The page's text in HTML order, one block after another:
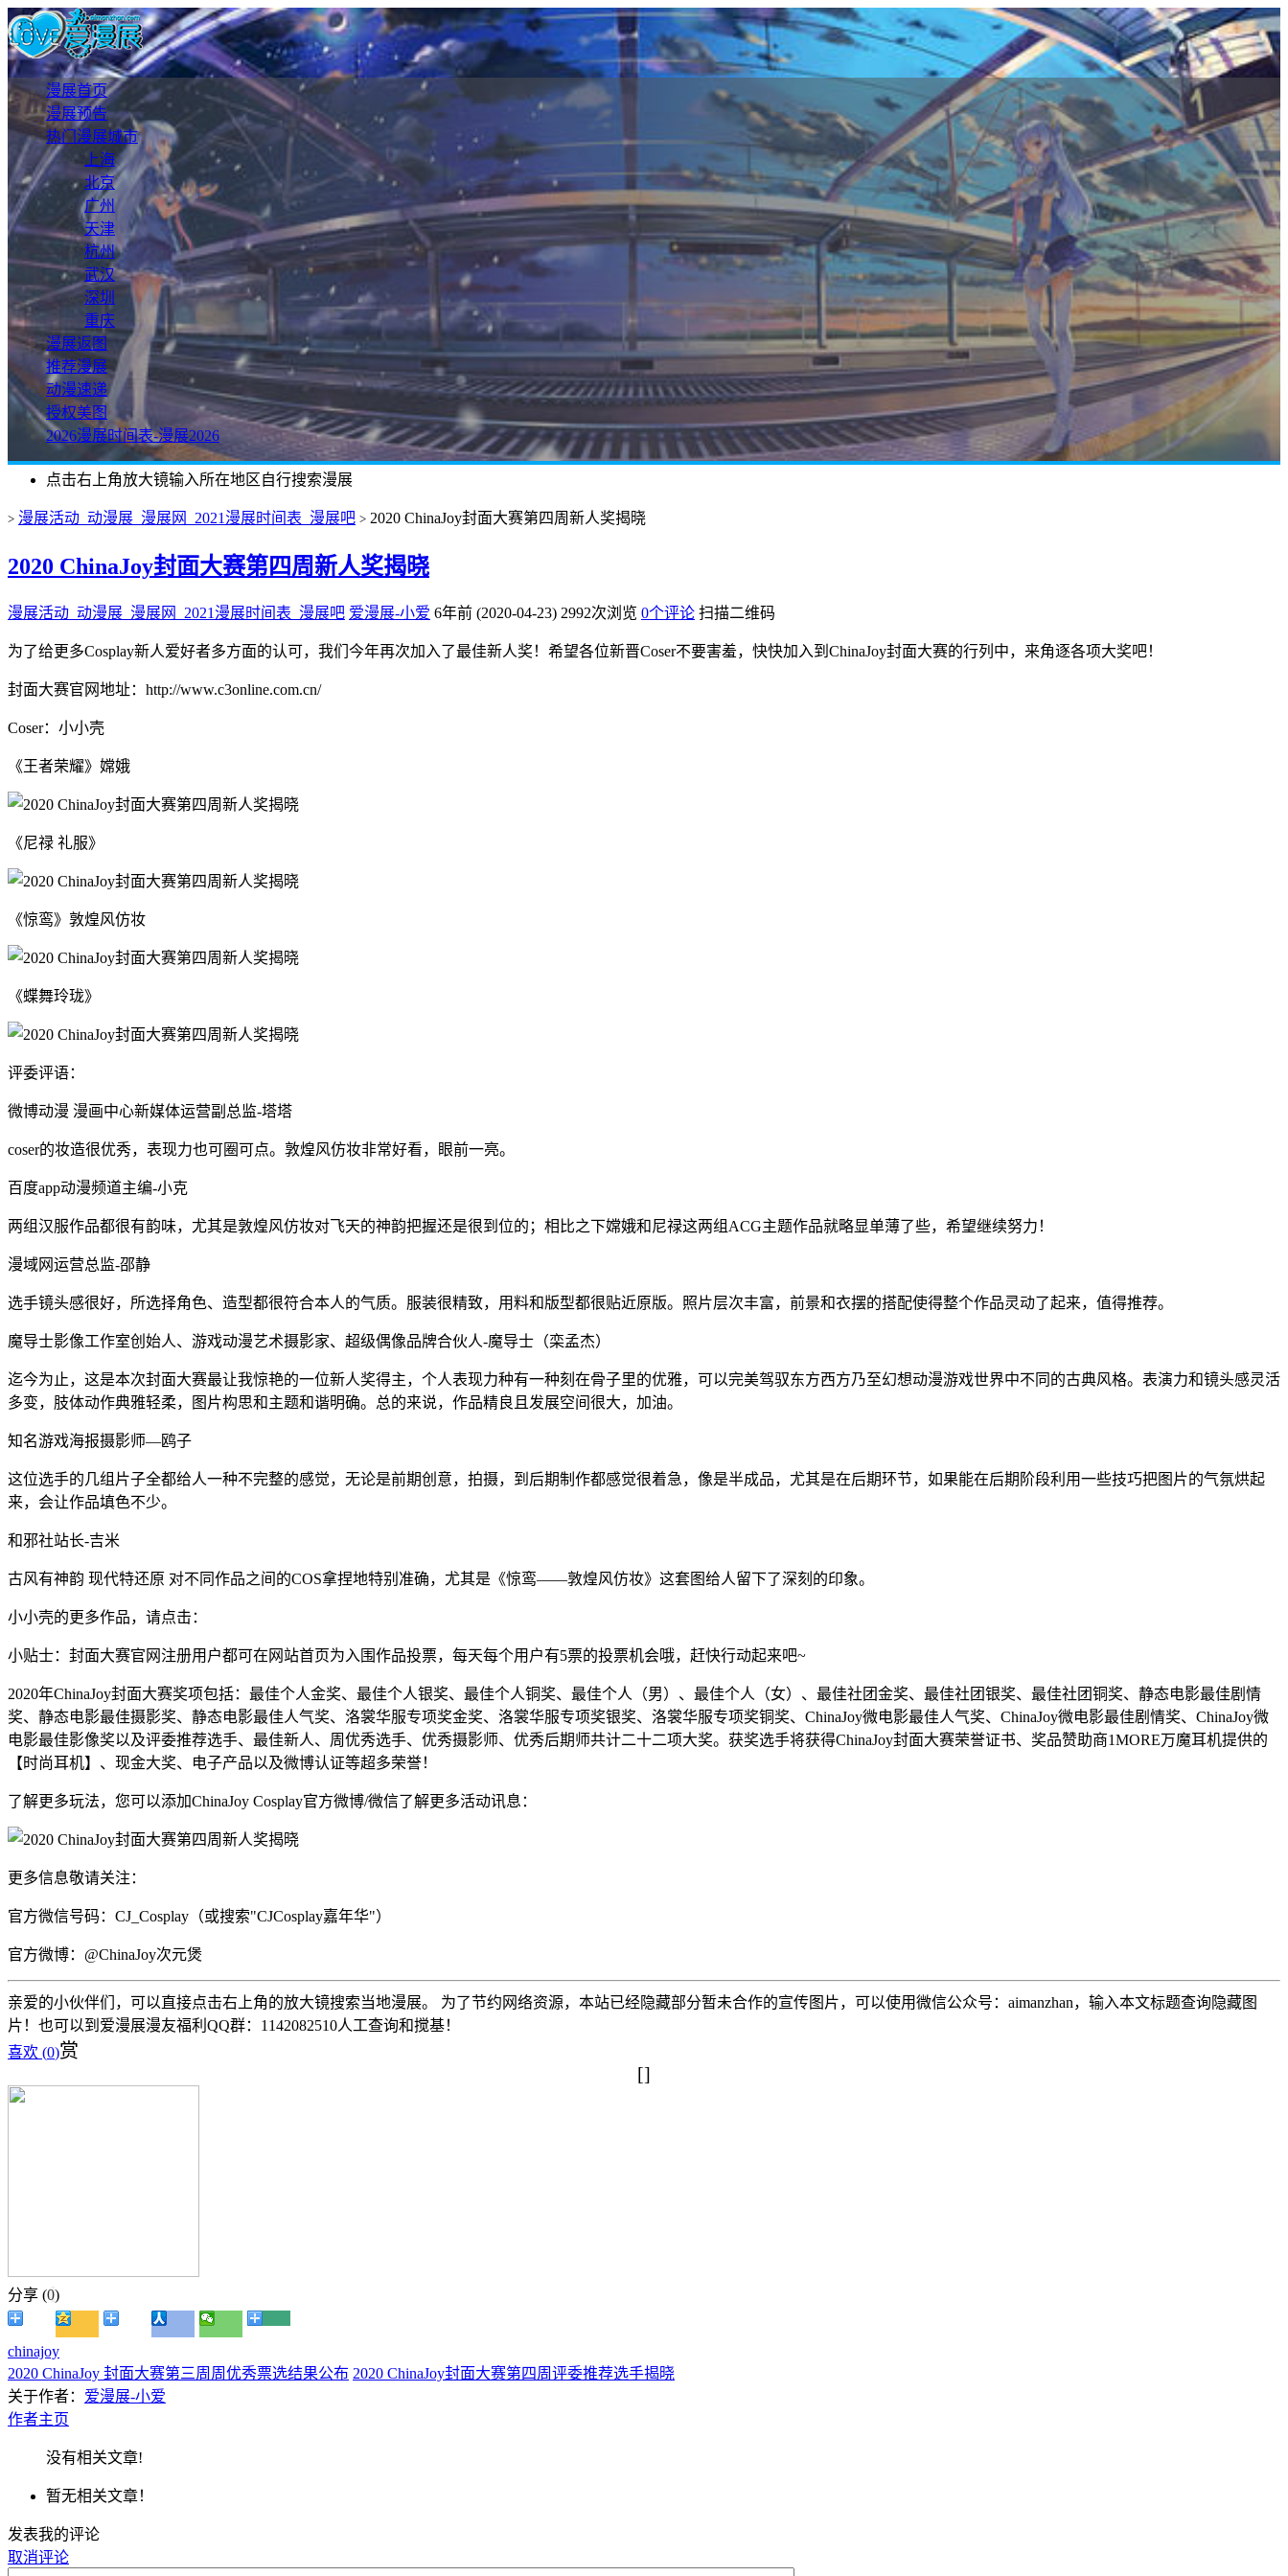
漫展首页
漫展预告
热门漫展城市
上海
北京
广州
天津
杭州
武汉
深圳
重庆
漫展返图
推荐漫展
动漫速递
授权美图
2026漫展时间表-漫展2026
点击右上角放大镜输入所在地区自行搜索漫展
> 漫展活动_动漫展_漫展网_2021漫展时间表_漫展吧 > 2020 ChinaJoy封面大赛第四周新人奖揭晓
2020 ChinaJoy封面大赛第四周新人奖揭晓
漫展活动_动漫展_漫展网_2021漫展时间表_漫展吧 爱漫展-小爱 6年前 (2020-04-23) 2992次浏览 0个评论 扫描二维码
为了给更多Cosplay新人爱好者多方面的认可，我们今年再次加入了最佳新人奖！希望各位新晋Coser不要害羞，快快加入到ChinaJoy封面大赛的行列中，来角逐各项大奖吧！
封面大赛官网地址：http://www.c3online.com.cn/
Coser：小小壳
《王者荣耀》嫦娥
《尼禄 礼服》
《惊鸾》敦煌风仿妆
《蝶舞玲珑》
评委评语：
微博动漫 漫画中心新媒体运营副总监-塔塔
coser的妆造很优秀，表现力也可圈可点。敦煌风仿妆非常好看，眼前一亮。
百度app动漫频道主编-小克
两组汉服作品都很有韵味，尤其是敦煌风仿妆对飞天的神韵把握还是很到位的；相比之下嫦娥和尼禄这两组ACG主题作品就略显单薄了些，希望继续努力！
漫域网运营总监-邵静
选手镜头感很好，所选择角色、造型都很符合本人的气质。服装很精致，用料和版型都很贴近原版。照片层次丰富，前景和衣摆的搭配使得整个作品灵动了起来，值得推荐。
魔导士影像工作室创始人、游戏动漫艺术摄影家、超级偶像品牌合伙人-魔导士（栾孟杰）
迄今为止，这是本次封面大赛最让我惊艳的一位新人奖得主，个人表现力种有一种刻在骨子里的优雅，可以完美驾驭东方西方乃至幻想动漫游戏世界中不同的古典风格。表演力和镜头感灵活
多变，肢体动作典雅轻柔，图片构思和主题和谐明确。总的来说，作品精良且发展空间很大，加油。
知名游戏海报摄影师—鸥子
这位选手的几组片子全都给人一种不完整的感觉，无论是前期创意，拍摄，到后期制作都感觉很着急，像是半成品，尤其是在后期环节，如果能在后期阶段利用一些技巧把图片的气氛烘起
来，会让作品填色不少。
和邪社站长-吉米
古风有神韵 现代特还原 对不同作品之间的COS拿捏地特别准确，尤其是《惊鸾——敦煌风仿妆》这套图给人留下了深刻的印象。
小小壳的更多作品，请点击：
小贴士：封面大赛官网注册用户都可在网站首页为入围作品投票，每天每个用户有5票的投票机会哦，赶快行动起来吧~
2020年ChinaJoy封面大赛奖项包括：最佳个人金奖、最佳个人银奖、最佳个人铜奖、最佳个人（男）、最佳个人（女）、最佳社团金奖、最佳社团银奖、最佳社团铜奖、静态电影最佳剧情
奖、静态电影最佳摄影奖、静态电影最佳人气奖、洛裳华服专项奖金奖、洛裳华服专项奖银奖、洛裳华服专项奖铜奖、ChinaJoy微电影最佳人气奖、ChinaJoy微电影最佳剧情奖、ChinaJoy微
电影最佳影像奖以及评委推荐选手、最佳新人、周优秀选手、优秀摄影师、优秀后期师共计二十二项大奖。获奖选手将获得ChinaJoy封面大赛荣誉证书、奖品赞助商1MORE万魔耳机提供的
【时尚耳机】、现金大奖、电子产品以及微博认证等超多荣誉！
了解更多玩法，您可以添加ChinaJoy Cosplay官方微博/微信了解更多活动讯息：
更多信息敬请关注：
官方微信号码：CJ_Cosplay（或搜索"CJCosplay嘉年华"）
官方微博：@ChinaJoy次元煲
亲爱的小伙伴们，可以直接点击右上角的放大镜搜索当地漫展。 为了节约网络资源，本站已经隐藏部分暂未合作的宣传图片，可以使用微信公众号：aimanzhan，输入本文标题查询隐藏图
片！也可以到爱漫展漫友福利QQ群：1142082510人工查询和搅基！
喜欢 (0)赏
[]
分享 (0)
chinajoy
2020 ChinaJoy 封面大赛第三周周优秀票选结果公布 2020 ChinaJoy封面大赛第四周评委推荐选手揭晓
关于作者： 爱漫展-小爱
作者主页
没有相关文章!
暂无相关文章！
发表我的评论
取消评论